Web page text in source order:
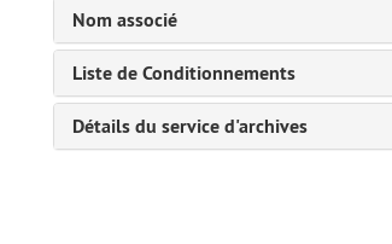
Nom associé
Liste de Conditionnements
Détails du service d'archives